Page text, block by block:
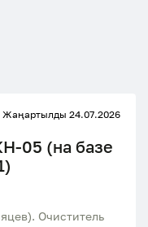
Жаңартылды 24.07.2026
05 (на базе
Очиститель